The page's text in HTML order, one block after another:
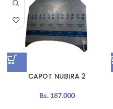
CAPOT NUBIRA 2
Bs.187.000